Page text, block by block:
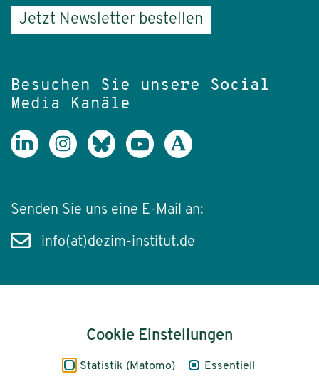
Jetzt Newsletter bestellen
Besuchen Sie unsere Social
Media Kanäle
Senden Sie uns eine E-Mail an:
info(at)dezim-institut.de
Impressum
Cookie Einstellungen
Statistik (Matomo) Essentiell